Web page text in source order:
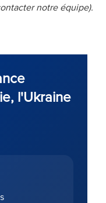
notre équipe).
l'Ukraine